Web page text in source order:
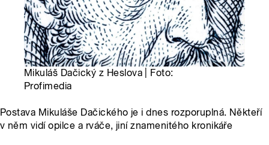
Mikuláš Dačický z Heslova | Foto:
Profimedia
Postava Mikuláše Dačického je i dnes rozporuplná. Někteří
v něm vidí opilce a rváče, jiní znamenitého kronikáře